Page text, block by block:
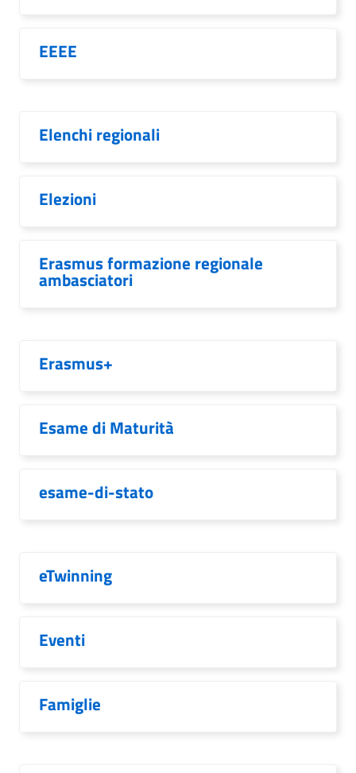
EEEE
Elenchi regionali
Elezioni
Erasmus formazione regionale
ambasciatori
Erasmus+
Esame di Maturità
esame-di-stato
eTwinning
Eventi
Famiglie